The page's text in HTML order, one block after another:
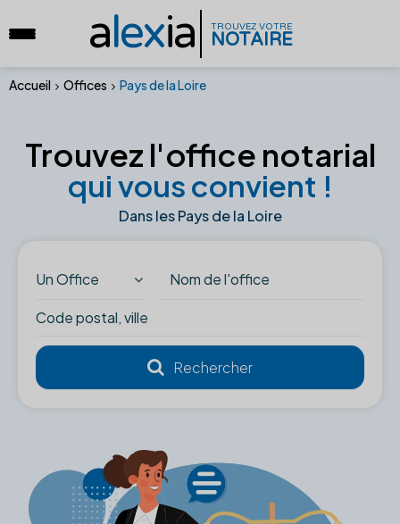
alexia TROUVEZ VOTRE
NOTAIRE
Accueil Offices Pays de la Loire
Trouvez l'office notarial
qui vous convient !
Dans les Pays de la Loire
Un Office